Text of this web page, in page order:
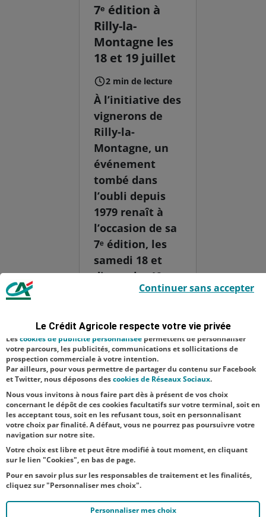
7ᵉ édition à
Rilly-la-
Montagne les
18 et 19 juillet
2 min de lecture
À l’initiative des
vignerons de
Rilly-la-
Montagne, un
événement
tombé dans
l’oubli depuis
1979 renaît à
l’occasion de sa
7ᵉ édition, les
samedi 18 et
dimanche 19
juillet. Son nom
statue de
Bacchus, dieu
du vin dans la
mythologie
Le Crédit Agricole respecte votre vie privée
indispensables car utilisés à des fins de bon fonctionnement et de
sécurité ; d’autres sont facultatifs. Les
satisfaction facultatifs.
Lescookies de publicité personnalisée permettent de personnaliser
votre parcours, les publicités, communications et sollicitations de
prospection commerciale à votre intention.
Par ailleurs, pour vous permettre de partager du contenu sur Facebook
et Twitter, nous déposons descookies de Réseaux Sociaux.
Nous vous invitons à nous faire part dès à présent de vos choix
concernant le dépôt de ces cookies facultatifs sur votre terminal, soit en
les acceptant tous, soit en les refusant tous, soit en personnalisant
votre choix par finalité. A défaut, vous ne pourrez pas poursuivre votre
navigation sur notre site.
Votre choix est libre et peut être modifié à tout moment, en cliquant
sur le lien "Cookies", en bas de page.
Pour en savoir plus sur les responsables de traitement et les finalités,
cliquez sur "Personnaliser mes choix".
Personnaliser mes choix
Continuer sans accepter